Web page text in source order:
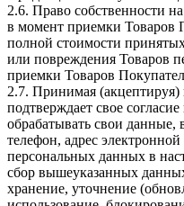
2.6. Право собственности
в момент приемки Товаров
полной стоимости
или повреждения Товаров
приемки Товаров
2.7. Принимая
подтверждает свое
обрабатывать свои данные,
телефон, адрес
персональных данных в
сбор вышеуказанных
хранение, уточнение